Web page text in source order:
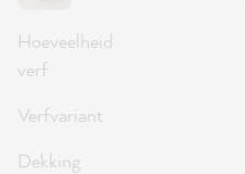
Hoeveelheid
verf
Verfvariant
Dekking